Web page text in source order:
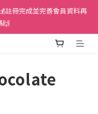
註冊完成並完善會員資料再
🙌